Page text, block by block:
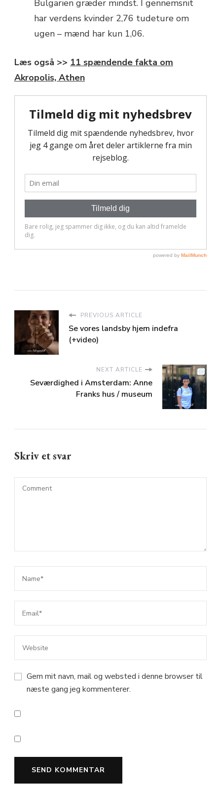
Bulgarien græder mindst. I gennemsnit
har verdens kvinder 2,76 tudeture om
ugen – mænd har kun 1,06.
Læs også >> 11 spændende fakta om
Akropolis, Athen
PREVIOUS ARTICLE
Se vores landsby hjem indefra
(+video)
NEXT ARTICLE
Seværdighed i Amsterdam: Anne
Franks hus / museum
Skriv et svar
Gem mit navn, mail og websted i denne browser til
næste gang jeg kommenterer.